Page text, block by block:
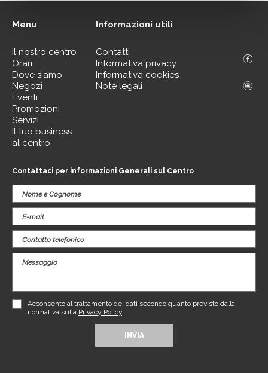
Menu
Il nostro centro
Orari
Dove siamo
Negozi
Eventi
Promozioni
Servizi
Il tuo business
al centro
Informazioni utili
Contatti
Informativa privacy
Informativa cookies
Note legali
Contattaci per informazioni Generali sul Centro
Acconsento al trattamento dei dati secondo quanto previsto dalla
normativa sulla Privacy Policy.